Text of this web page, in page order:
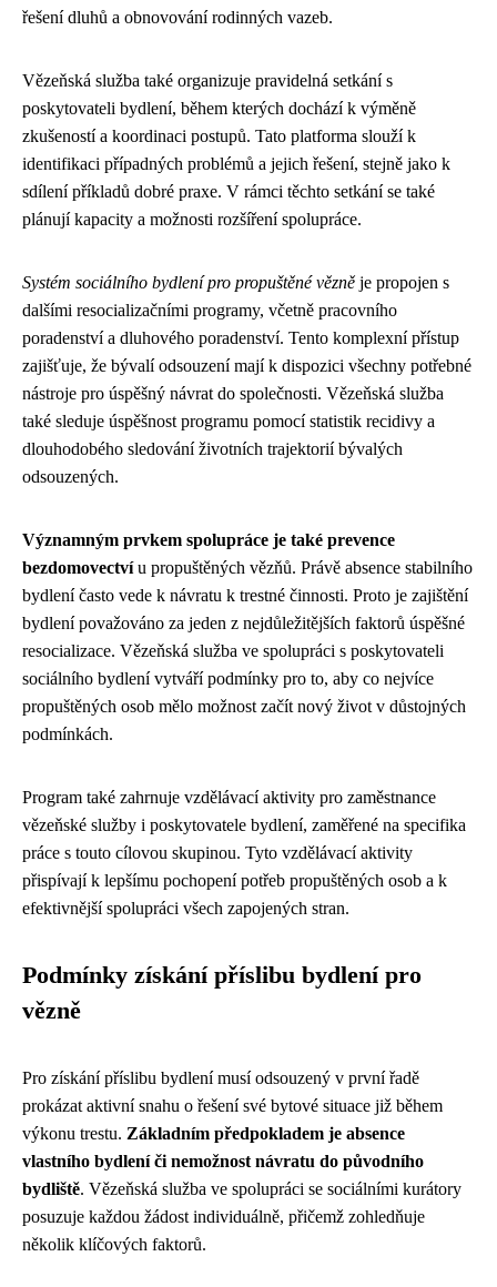
řešení dluhů a obnovování rodinných vazeb.
Vězeňská služba také organizuje pravidelná setkání s
poskytovateli bydlení, během kterých dochází k výměně
zkušeností a koordinaci postupů. Tato platforma slouží k
identifikaci případných problémů a jejich řešení, stejně jako k
sdílení příkladů dobré praxe. V rámci těchto setkání se také
plánují kapacity a možnosti rozšíření spolupráce.
Systém sociálního bydlení pro propuštěné vězně je propojen s
dalšími resocializačními programy, včetně pracovního
poradenství a dluhového poradenství. Tento komplexní přístup
zajišťuje, že bývalí odsouzení mají k dispozici všechny potřebné
nástroje pro úspěšný návrat do společnosti. Vězeňská služba
také sleduje úspěšnost programu pomocí statistik recidivy a
dlouhodobého sledování životních trajektorií bývalých
odsouzených.
Významným prvkem spolupráce je také prevence
bezdomovectvíu propuštěných vězňů. Právě absence stabilního
bydlení často vede k návratu k trestné činnosti. Proto je zajištění
bydlení považováno za jeden z nejdůležitějších faktorů úspěšné
resocializace. Vězeňská služba ve spolupráci s poskytovateli
sociálního bydlení vytváří podmínky pro to, aby co nejvíce
propuštěných osob mělo možnost začít nový život v důstojných
podmínkách.
Program také zahrnuje vzdělávací aktivity pro zaměstnance
vězeňské služby i poskytovatele bydlení, zaměřené na specifika
práce s touto cílovou skupinou. Tyto vzdělávací aktivity
přispívají k lepšímu pochopení potřeb propuštěných osob a k
efektivnější spolupráci všech zapojených stran.
Podmínky získání příslibu bydlení pro
vězně
Pro získání příslibu bydlení musí odsouzený v první řadě
prokázat aktivní snahu o řešení své bytové situace již během
výkonu trestu. Základním předpokladem je absence
vlastního bydlení či nemožnost návratu do původního
bydliště. Vězeňská služba ve spolupráci se sociálními kurátory
posuzuje každou žádost individuálně, přičemž zohledňuje
několik klíčových faktorů.